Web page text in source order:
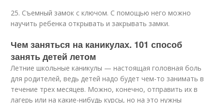
25. Съемный замок с ключом. С помощью него можно
научить ребенка открывать и закрывать замки.
Чем заняться на каникулах. 101 способ
занять детей летом
Летние школьные каникулы — настоящая головная боль
для родителей, ведь детей надо будет чем-то занимать в
течение трех месяцев. Можно, конечно, отправить их в
лагерь или на какие-нибудь курсы, но на это нужны